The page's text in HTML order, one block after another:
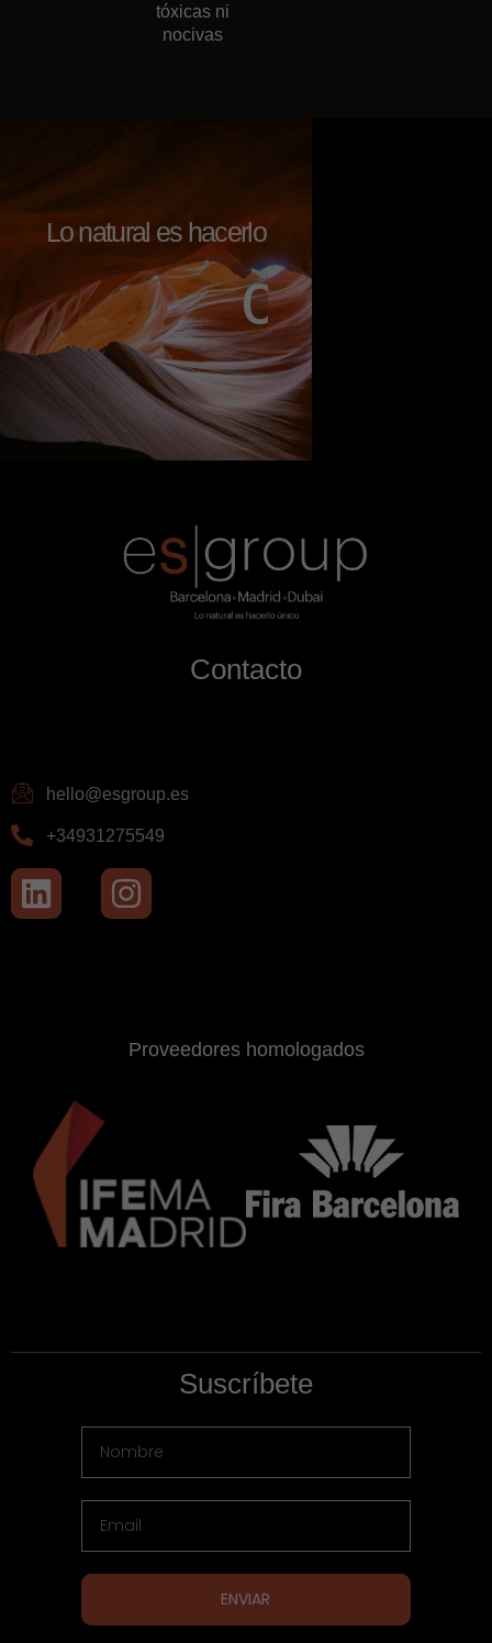
tóxicas ni
nocivas
Lo natural es hacerlo
con
Contacto
hello@esgroup.es
+34931275549
Proveedores homologados
Suscríbete
ENVIAR